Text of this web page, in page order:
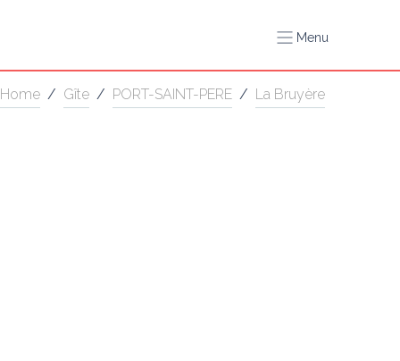
Menu
Home / Gîte / PORT-SAINT-PERE / La Bruyère